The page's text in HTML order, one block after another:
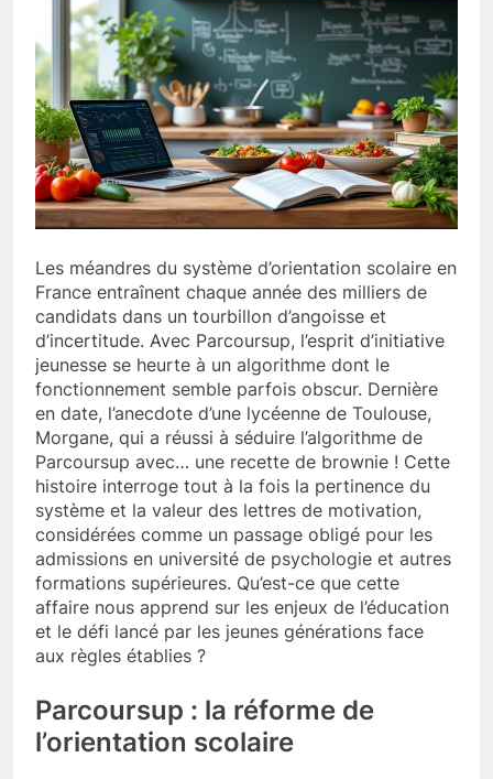
Les méandres du système d’orientation scolaire en
France entraînent chaque année des milliers de
candidats dans un tourbillon d’angoisse et
d’incertitude. Avec Parcoursup, l’esprit d’initiative
jeunesse se heurte à un algorithme dont le
fonctionnement semble parfois obscur. Dernière
en date, l’anecdote d’une lycéenne de Toulouse,
Morgane, qui a réussi à séduire l’algorithme de
Parcoursup avec… une recette de brownie ! Cette
histoire interroge tout à la fois la pertinence du
système et la valeur des lettres de motivation,
considérées comme un passage obligé pour les
admissions en université de psychologie et autres
formations supérieures. Qu’est-ce que cette
affaire nous apprend sur les enjeux de l’éducation
et le défi lancé par les jeunes générations face
aux règles établies ?
Parcoursup : la réforme de
l’orientation scolaire